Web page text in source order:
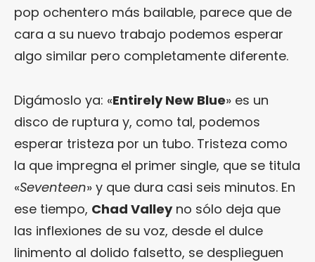
pop ochentero más bailable, parece que de
cara a su nuevo trabajo podemos esperar
algo similar pero completamente diferente.
Digámoslo ya: «Entirely New Blue» es un
disco de ruptura y, como tal, podemos
esperar tristeza por un tubo. Tristeza como
la que impregna el primer single, que se titula
«Seventeen» y que dura casi seis minutos. En
ese tiempo, Chad Valleyno sólo deja que
las inflexiones de su voz, desde el dulce
linimento al dolido falsetto, se desplieguen